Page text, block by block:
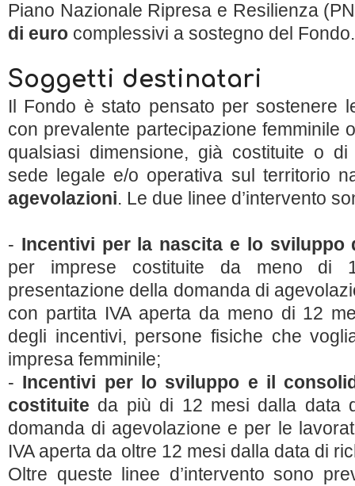
Piano Nazionale Ripresa e Resilienza
di euro complessivi a sostegno del Fondo.
Soggetti destinatari
Il Fondo è stato pensato per sostenere
con prevalente partecipazione femminile
qualsiasi dimensione, già costituite o
sede legale e/o operativa sul territorio
agevolazioni. Le due linee d’intervento
- Incentivi per la nascita e lo sviluppo
per imprese costituite da meno di
presentazione della domanda di
con partita IVA aperta da meno di 12
degli incentivi, persone fisiche che
impresa femminile;
- Incentivi per lo sviluppo e il
costituite da più di 12 mesi dalla data
domanda di agevolazione e per le
IVA aperta da oltre 12 mesi dalla data di
Oltre queste linee d’intervento sono